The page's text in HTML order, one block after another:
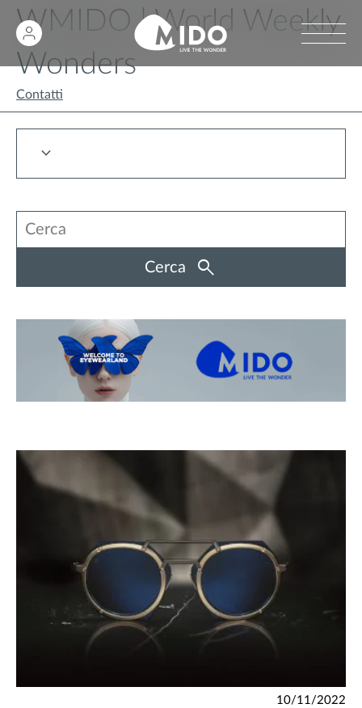
WMIDO | World Weekly
Wonders
Contatti
Cerca
10/11/2022